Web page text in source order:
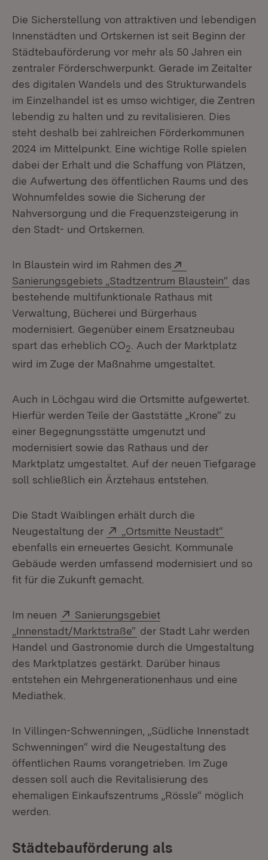
Die Sicherstellung von attraktiven und lebendigen
Innenstädten und Ortskernen ist seit Beginn der
Städtebauförderung vor mehr als 50 Jahren ein
zentraler Förderschwerpunkt. Gerade im Zeitalter
des digitalen Wandels und des Strukturwandels
im Einzelhandel ist es umso wichtiger, die Zentren
lebendig zu halten und zu revitalisieren. Dies
steht deshalb bei zahlreichen Förderkommunen
2024 im Mittelpunkt. Eine wichtige Rolle spielen
dabei der Erhalt und die Schaffung von Plätzen,
die Aufwertung des öffentlichen Raums und des
Wohnumfeldes sowie die Sicherung der
Nahversorgung und die Frequenzsteigerung in
den Stadt- und Ortskernen.
In Blaustein wird im Rahmen des
Sanierungsgebiets „Stadtzentrum Blaustein“ (Öffnet
das
bestehende multifunktionale Rathaus mit
Verwaltung, Bücherei und Bürgerhaus
modernisiert. Gegenüber einem Ersatzneubau
spart das erheblich CO2
. Auch der Marktplatz
wird im Zuge der Maßnahme umgestaltet.
Auch in Löchgau wird die Ortsmitte aufgewertet.
Hierfür werden Teile der Gaststätte „Krone“ zu
einer Begegnungsstätte umgenutzt und
modernisiert sowie das Rathaus und der
Marktplatz umgestaltet. Auf der neuen Tiefgarage
soll schließlich ein Ärztehaus entstehen.
Die Stadt Waiblingen erhält durch die
Neugestaltung der
Extern:
„Ortsmitte Neustadt“
ebenfalls ein erneuertes Gesicht. Kommunale
Gebäude werden umfassend modernisiert und so
fit für die Zukunft gemacht.
Im neuen Extern:
Sanierungsgebiet
„Innenstadt/Marktstraße“ (Öffnet in neuem Fenster)
der Stadt Lahr werden
Handel und Gastronomie durch die Umgestaltung
des Marktplatzes gestärkt. Darüber hinaus
entstehen ein Mehrgenerationenhaus und eine
Mediathek.
In Villingen-Schwenningen, „Südliche Innenstadt
Schwenningen“ wird die Neugestaltung des
öffentlichen Raums vorangetrieben. Im Zuge
dessen soll auch die Revitalisierung des
ehemaligen Einkaufszentrums „Rössle“ möglich
werden.
Städtebauförderung als